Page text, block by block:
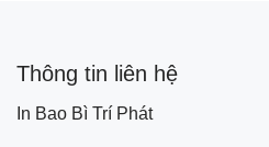
Thông tin liên hệ
In Bao Bì Trí Phát